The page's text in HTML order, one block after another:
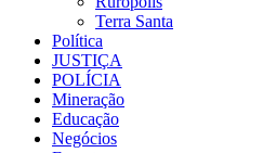
Terra Santa
Política
JUSTIÇA
POLÍCIA
Mineração
Educação
Negócios